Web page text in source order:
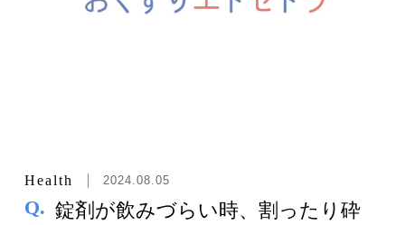
Health 2024.08.05
Q. 錠剤が飲みづらい時、割ったり砕